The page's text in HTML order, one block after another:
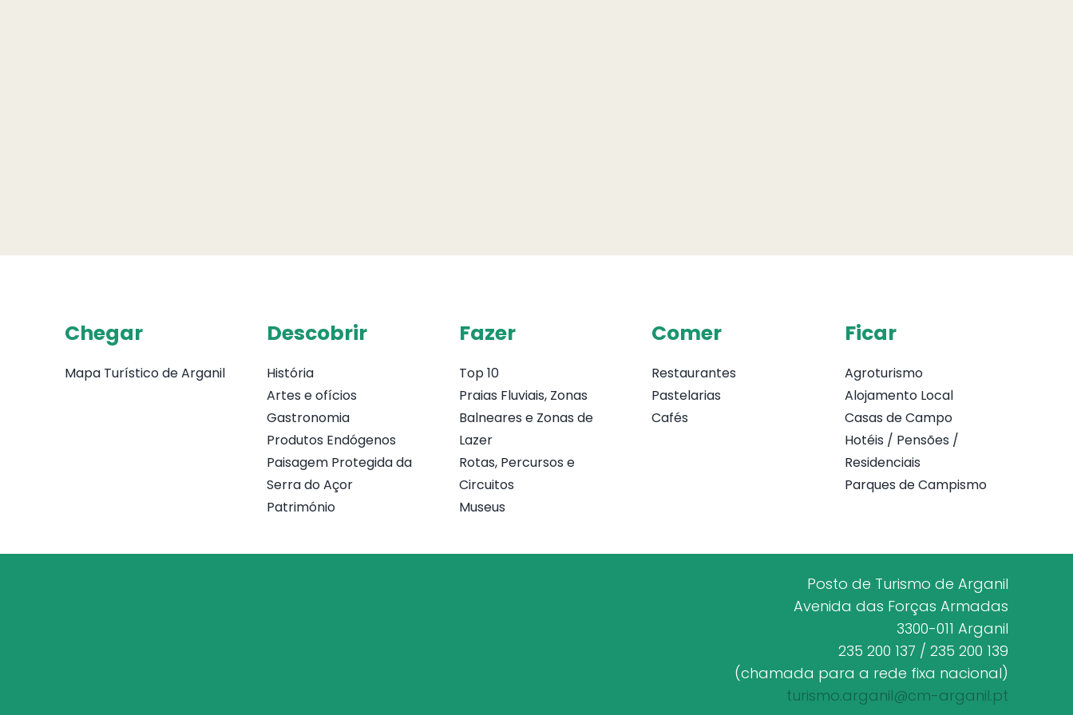
Chegar
Mapa Turístico de Arganil
Descobrir
História
Artes e ofícios
Gastronomia
Produtos Endógenos
Paisagem Protegida da
Serra do Açor
Património
Fazer
Top 10
Praias Fluviais, Zonas
Balneares e Zonas de
Lazer
Rotas, Percursos e
Circuitos
Museus
Comer
Restaurantes
Pastelarias
Cafés
Ficar
Agroturismo
Alojamento Local
Casas de Campo
Hotéis / Pensões /
Residenciais
Parques de Campismo
Posto de Turismo de Arganil
Avenida das Forças Armadas
3300-011 Arganil
235 200 137 / 235 200 139
(chamada para a rede fixa nacional)
turismo.arganil@cm-arganil.pt